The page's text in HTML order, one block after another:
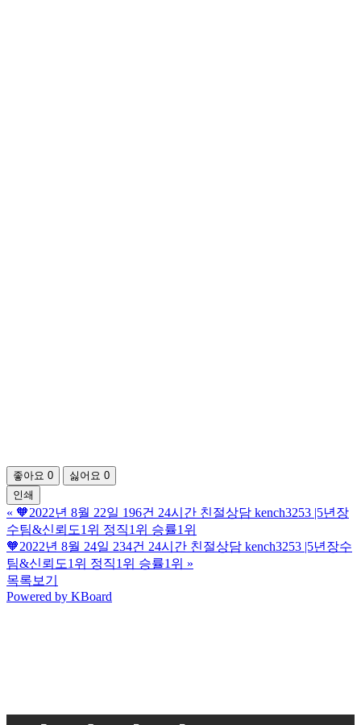
좋아요 0 싫어요 0
인쇄
« 🧡2022년 8월 22일 196건 24시간 친절상담 kench3253 |5년장
수팀&신뢰도1위 정직1위 승률1위
🧡2022년 8월 24일 234건 24시간 친절상담 kench3253 |5년장수
팀&신뢰도1위 정직1위 승률1위 »
목록보기
Powered by KBoard